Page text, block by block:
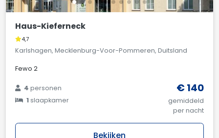
Haus-Kieferneck
4,7
Karlshagen, Mecklenburg-Voor-Pommeren, Duitsland
Fewo 2
4personen
1slaapkamer
€ 140
gemiddeld
per nacht
Bekijken